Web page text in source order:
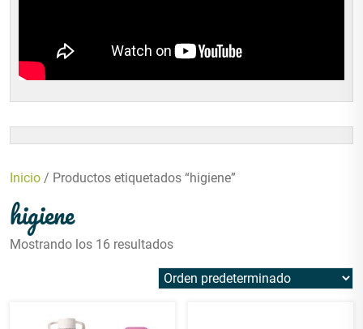
Inicio / Productos etiquetados “higiene”
higiene
Mostrando los 16 resultados